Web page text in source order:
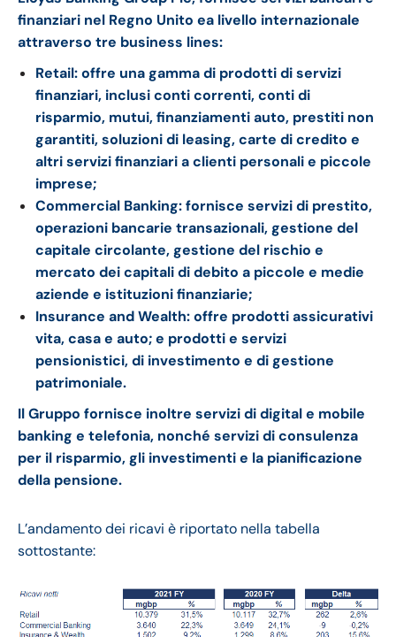
finanziari nel Regno Unito ea livello internazionale
attraverso tre business lines:
Retail: offre una gamma di prodotti di servizi
finanziari, inclusi conti correnti, conti di
risparmio, mutui, finanziamenti auto, prestiti non
garantiti, soluzioni di leasing, carte di credito e
altri servizi finanziari a clienti personali e piccole
imprese;
Commercial Banking: fornisce servizi di prestito,
operazioni bancarie transazionali, gestione del
capitale circolante, gestione del rischio e
mercato dei capitali di debito a piccole e medie
aziende e istituzioni finanziarie;
Insurance and Wealth: offre prodotti assicurativi
vita, casa e auto; e prodotti e servizi
pensionistici, di investimento e di gestione
patrimoniale.
Il Gruppo fornisce inoltre servizi di digital e mobile
banking e telefonia, nonché servizi di consulenza
per il risparmio, gli investimenti e la pianificazione
della pensione.
L’andamento dei ricavi è riportato nella tabella
sottostante: